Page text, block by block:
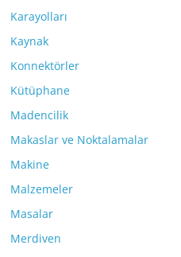
Karayolları
Kaynak
Konnektörler
Kütüphane
Madencilik
Makaslar ve Noktalamalar
Makine
Malzemeler
Masalar
Merdiven